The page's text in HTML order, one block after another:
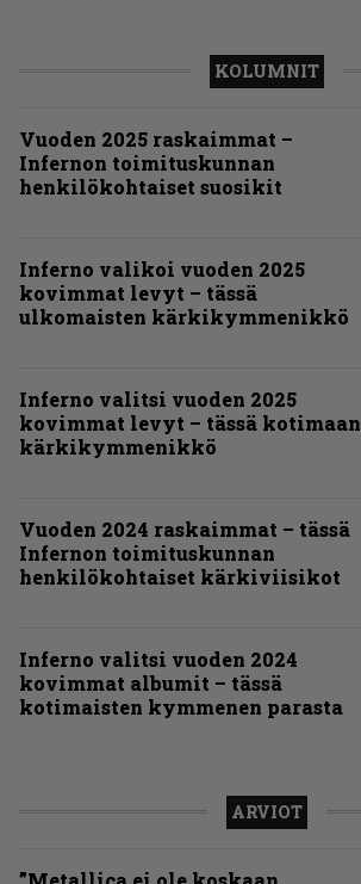
KOLUMNIT
Vuoden 2025 raskaimmat –
Infernon toimituskunnan
henkilökohtaiset suosikit
Inferno valikoi vuoden 2025
kovimmat levyt – tässä
ulkomaisten kärkikymmenikkö
Inferno valitsi vuoden 2025
kovimmat levyt – tässä kotimaan
kärkikymmenikkö
Vuoden 2024 raskaimmat – tässä
Infernon toimituskunnan
henkilökohtaiset kärkiviisikot
Inferno valitsi vuoden 2024
kovimmat albumit – tässä
kotimaisten kymmenen parasta
ARVIOT